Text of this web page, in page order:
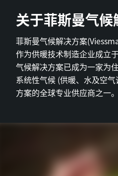
关于菲斯曼气
菲斯曼气候解决方案
作为供暖技术制造企业成立
气候解决方案已成为一家为
系统性气候 (供暖、水及空
方案的全球专业供应商之一。